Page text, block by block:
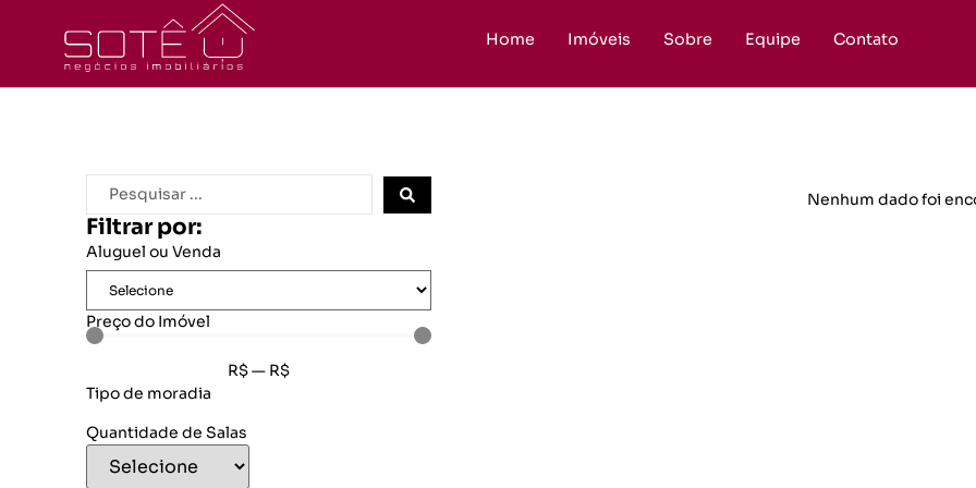
Home Imóveis Sobre Equipe Contato
Filtrar por:
Aluguel ou Venda
Preço do Imóvel
R$— R$
Tipo de moradia
Quantidade de Salas
Nenhum dado foi